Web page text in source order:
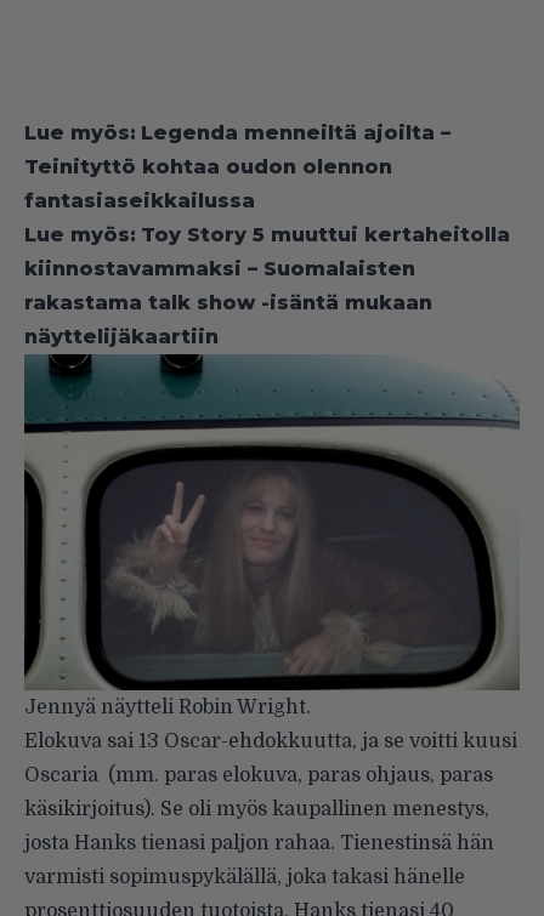
Lue myös: Legenda menneiltä ajoilta –
Teinityttö kohtaa oudon olennon
fantasiaseikkailussa
Lue myös: Toy Story 5 muuttui kertaheitolla
kiinnostavammaksi – Suomalaisten
rakastama talk show -isäntä mukaan
näyttelijäkaartiin
Jennyä näytteli Robin Wright.
Elokuva sai 13 Oscar-ehdokkuutta, ja se voitti kuusi
Oscaria (mm. paras elokuva, paras ohjaus, paras
käsikirjoitus). Se oli myös kaupallinen menestys,
josta Hanks tienasi paljon rahaa. Tienestinsä hän
varmisti sopimuspykälällä, joka takasi hänelle
prosenttiosuuden tuotoista. Hanks tienasi 40